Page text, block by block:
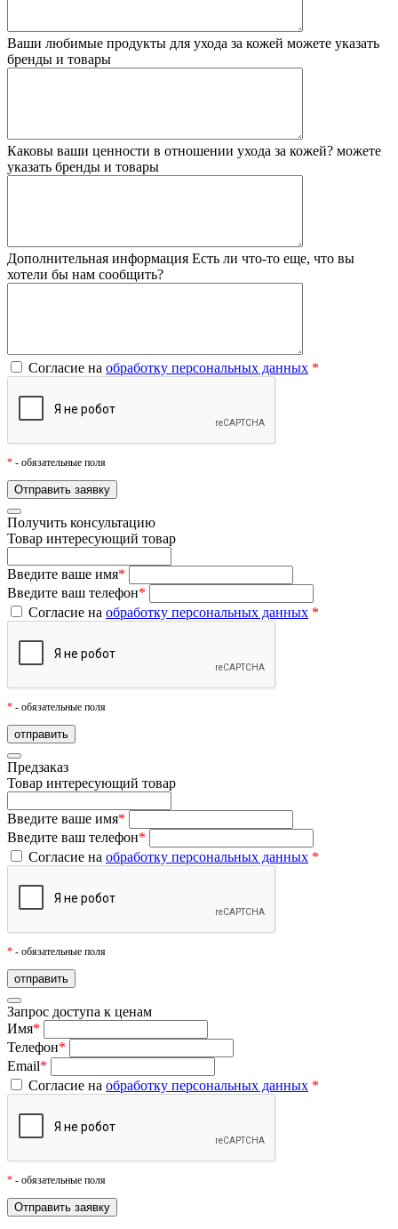
Ваши любимые продукты для ухода за кожей можете указать
бренды и товары
Каковы ваши ценности в отношении ухода за кожей? можете
указать бренды и товары
Дополнительная информация Есть ли что-то еще, что вы
хотели бы нам сообщить?
Согласие на обработку персональных данных *
* - обязательные поля
Получить консультацию
Товар интересующий товар
Введите ваше имя*
Введите ваш телефон*
Согласие на обработку персональных данных *
* - обязательные поля
Предзаказ
Товар интересующий товар
Введите ваше имя*
Введите ваш телефон*
Согласие на обработку персональных данных *
* - обязательные поля
Запрос доступа к ценам
Имя*
Телефон*
Email*
Согласие на обработку персональных данных *
* - обязательные поля